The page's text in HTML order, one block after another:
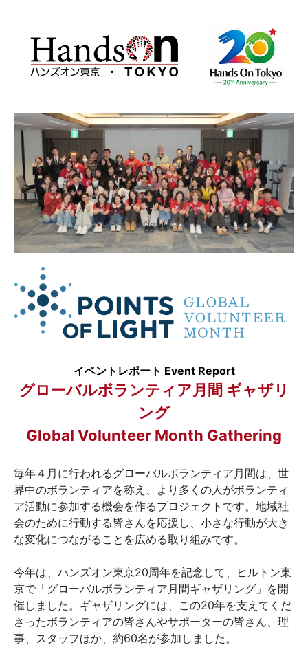
イベントレポート Event Report
グローバルボランティア月間 ギャザリ
ング
Global Volunteer Month Gathering
毎年４月に行われるグローバルボランティア月間は、世
界中のボランティアを称え、より多くの人がボランティ
ア活動に参加する機会を作るプロジェクトです。地域社
会のために行動する皆さんを応援し、小さな行動が大き
な変化につながることを広める取り組みです。
今年は、ハンズオン東京20周年を記念して、ヒルトン東
京で「グローバルボランティア月間ギャザリング」を開
催しました。ギャザリングには、この20年を支えてくだ
さったボランティアの皆さんやサポーターの皆さん、理
事、スタッフほか、約60名が参加しました。